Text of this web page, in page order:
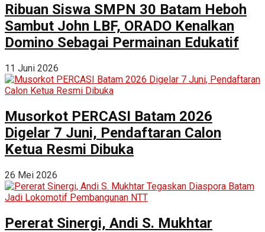
Ribuan Siswa SMPN 30 Batam Heboh
Sambut John LBF, ORADO Kenalkan
Domino Sebagai Permainan Edukatif
11 Juni 2026
Musorkot PERCASI Batam 2026
Digelar 7 Juni, Pendaftaran Calon
Ketua Resmi Dibuka
26 Mei 2026
Pererat Sinergi, Andi S. Mukhtar